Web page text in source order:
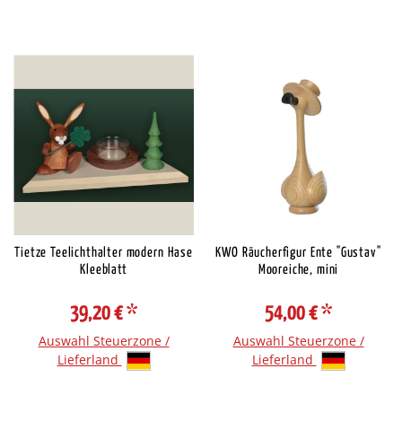
Tietze Teelichthalter modern Hase
Kleeblatt
39,20 €*
Auswahl Steuerzone /
Lieferland
KWO Räucherfigur Ente "Gustav"
Mooreiche, mini
54,00 €*
Auswahl Steuerzone /
Lieferland